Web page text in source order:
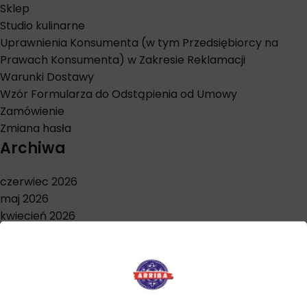
Sklep
Studio kulinarne
Uprawnienia Konsumenta (w tym Przedsiębiorcy na
Prawach Konsumenta) w Zakresie Reklamacji
Warunki Dostawy
Wzór Formularza do Odstąpienia od Umowy
Zamówienie
Zmiana hasła
Archiwa
czerwiec 2026
maj 2026
kwiecień 2026